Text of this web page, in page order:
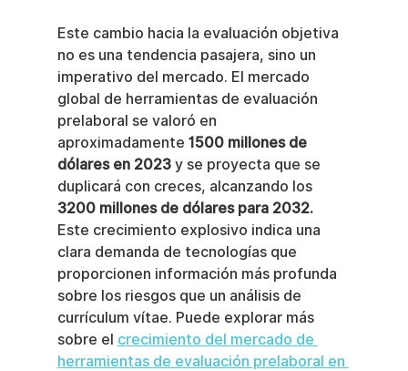
Este cambio hacia la evaluación objetiva
no es una tendencia pasajera, sino un
imperativo del mercado. El mercado
global de herramientas de evaluación
prelaboral se valoró en
aproximadamente 1500 millones de
dólares en 2023 y se proyecta que se
duplicará con creces, alcanzando los
3200 millones de dólares para 2032.
Este crecimiento explosivo indica una
clara demanda de tecnologías que
proporcionen información más profunda
sobre los riesgos que un análisis de
currículum vítae. Puede explorar más
sobre el crecimiento del mercado de
herramientas de evaluación prelaboral en